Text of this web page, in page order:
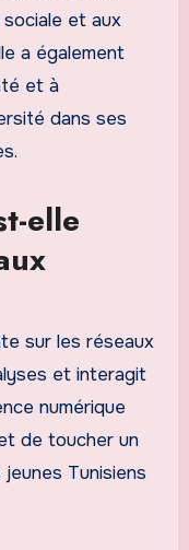
sociale et aux
a également
et à
dans ses
elle
sur les réseaux
et interagit
numérique
de toucher un
Tunisiens